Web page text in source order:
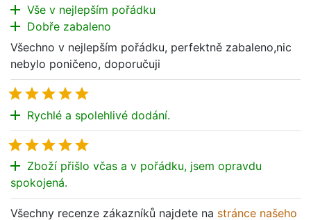
add Vše v nejlepším pořádku
add Dobře zabaleno
Všechno v nejlepším pořádku, perfektně zabaleno,nic
nebylo poničeno, doporučuji

add Rychlé a spolehlivé dodání.

add Zboží přišlo včas a v pořádku, jsem opravdu
spokojená.
Všechny recenze zákazníků najdete na stránce našeho